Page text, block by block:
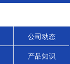
公司动态
产品知识